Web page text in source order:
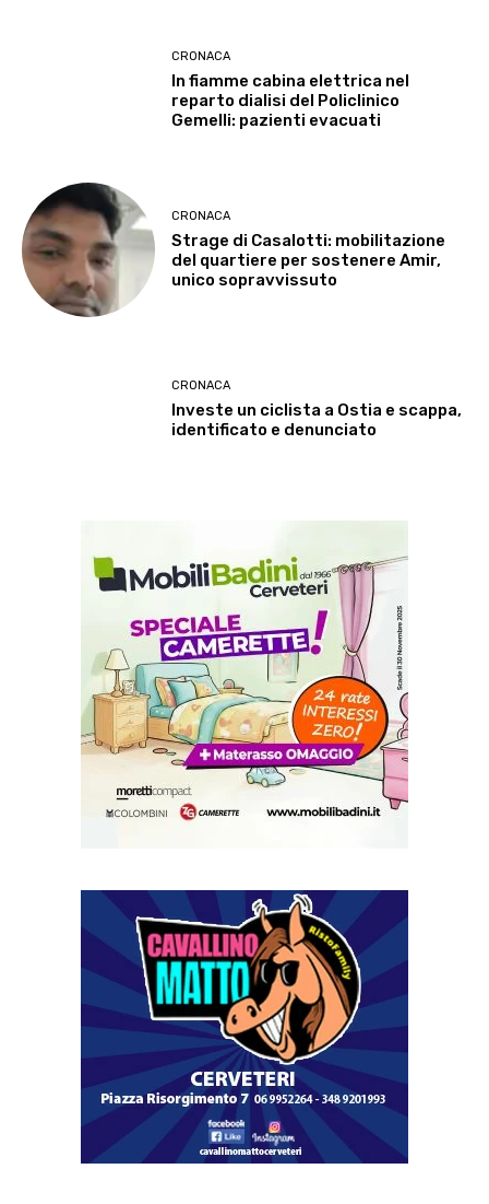
CRONACA
In fiamme cabina elettrica nel
reparto dialisi del Policlinico
Gemelli: pazienti evacuati
CRONACA
Strage di Casalotti: mobilitazione
del quartiere per sostenere Amir,
unico sopravvissuto
CRONACA
Investe un ciclista a Ostia e scappa,
identificato e denunciato